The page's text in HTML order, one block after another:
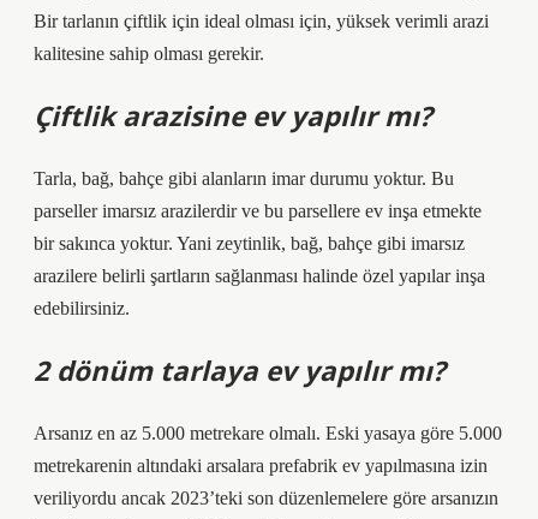
Bir tarlanın çiftlik için ideal olması için, yüksek verimli arazi
kalitesine sahip olması gerekir.
Çiftlik arazisine ev yapılır mı?
Tarla, bağ, bahçe gibi alanların imar durumu yoktur. Bu
parseller imarsız arazilerdir ve bu parsellere ev inşa etmekte
bir sakınca yoktur. Yani zeytinlik, bağ, bahçe gibi imarsız
arazilere belirli şartların sağlanması halinde özel yapılar inşa
edebilirsiniz.
2 dönüm tarlaya ev yapılır mı?
Arsanız en az 5.000 metrekare olmalı. Eski yasaya göre 5.000
metrekarenin altındaki arsalara prefabrik ev yapılmasına izin
veriliyordu ancak 2023’teki son düzenlemelere göre arsanızın